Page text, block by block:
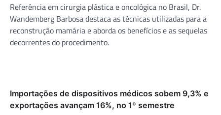
Referência em cirurgia plástica e oncológica no Brasil, Dr.
Wandemberg Barbosa destaca as técnicas utilizadas para a
reconstrução mamária e aborda os benefícios e as sequelas
decorrentes do procedimento.
Importações de dispositivos médicos sobem 9,3% e
exportações avançam 16%, no 1º semestre